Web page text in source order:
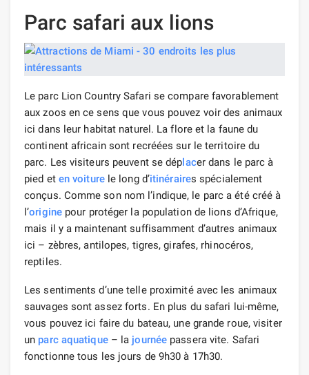
Parc safari aux lions
Le parc Lion Country Safari se compare favorablement
aux zoos en ce sens que vous pouvez voir des animaux
ici dans leur habitat naturel. La flore et la faune du
continent africain sont recréées sur le territoire du
parc. Les visiteurs peuvent se déplacer dans le parc à
pied et en voiturele long d’itinéraires spécialement
conçus. Comme son nom l’indique, le parc a été créé à
l’originepour protéger la population de lions d’Afrique,
mais il y a maintenant suffisamment d’autres animaux
ici – zèbres, antilopes, tigres, girafes, rhinocéros,
reptiles.
Les sentiments d’une telle proximité avec les animaux
sauvages sont assez forts. En plus du safari lui-même,
vous pouvez ici faire du bateau, une grande roue, visiter
un parc aquatique– la journée passera vite. Safari
fonctionne tous les jours de 9h30 à 17h30.